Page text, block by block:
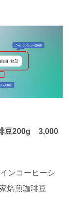
豆200g 3,000
ンコーヒーシ
焙煎珈琲豆